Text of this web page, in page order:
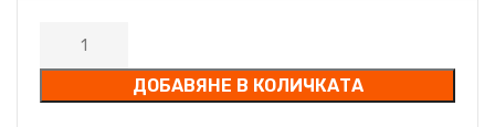
ДОБАВЯНЕ В КОЛИЧКАТА